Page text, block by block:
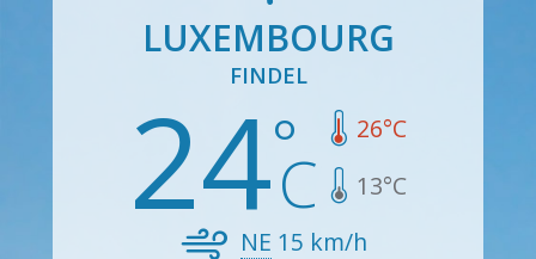
LUXEMBOURG
FINDEL
24 26°C
13°C
NE 15 km/h